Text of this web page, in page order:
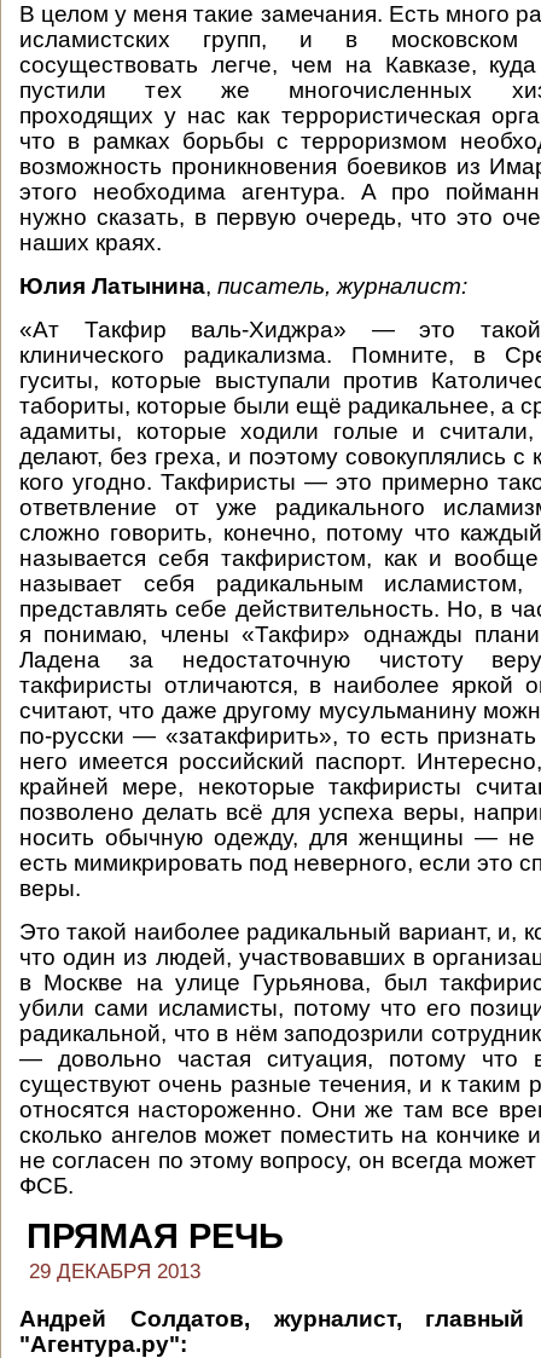
В целом у меня такие замечания. Есть много
исламистских групп, и в
сосуществовать легче, чем на Кавказе,
пустили тех же многочисленных хизб-
проходящих у нас как террористическая
что в рамках борьбы с терроризмом
возможность проникновения боевиков из
этого необходима агентура. А про
нужно сказать, в первую очередь, что это
наших краях.
Юлия Латынина, писатель, журналист:
«Ат Такфир валь-Хиджра» — это
клинического радикализма. Помните, в
гуситы, которые выступали против
табориты, которые были ещё радикальнее, а
адамиты, которые ходили голые и
делают, без греха, и поэтому совокуплялись с
кого угодно. Такфиристы — это примерно
ответвление от уже радикального
сложно говорить, конечно, потому что
называется себя такфиристом, как и
называет себя радикальным
представлять себе действительность. Но, в
я понимаю, члены «Такфир» однажды
Ладена за недостаточную чистоту
такфиристы отличаются, в наиболее яркой
считают, что даже другому мусульманину
по-русски — «затакфирить», то есть
него имеется российский паспорт.
крайней мере, некоторые такфиристы
позволено делать всё для успеха веры,
носить обычную одежду, для женщины — не
есть мимикрировать под неверного, если это
веры.
Это такой наиболее радикальный вариант, и,
что один из людей, участвовавших в
в Москве на улице Гурьянова, был
убили сами исламисты, потому что его
радикальной, что в нём заподозрили
— довольно частая ситуация, потому что
существуют очень разные течения, и к таким
относятся настороженно. Они же там все
сколько ангелов может поместить на кончике
не согласен по этому вопросу, он всегда
ФСБ.
ПРЯМАЯ РЕЧЬ
29 ДЕКАБРЯ 2013
Андрей Солдатов, журналист, главный
"Агентура.ру":